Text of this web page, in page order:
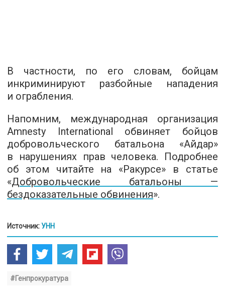
В частности, по его словам, бойцам
инкриминируют разбойные нападения
и ограбления.
Напомним, международная организация
Amnesty International обвиняет бойцов
добровольческого батальона «Айдар»
в нарушениях прав человека. Подробнее
об этом читайте на «Ракурсе» в статье
«Добровольческие батальоны —
бездоказательные обвинения».
Источник: УНН
#Генпрокуратура